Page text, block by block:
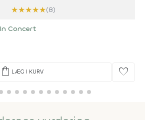
★★★★★(8)
Concert
shopping_bag LÆG I KURV favorite